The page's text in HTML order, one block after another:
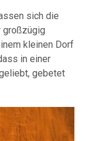
sich die
großzügig
kleinen Dorf
in einer
gebetet